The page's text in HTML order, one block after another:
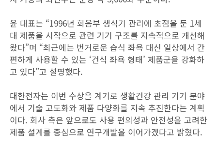
윤 대표는 “1996년 회음부 생식기 관리에 초점을 둔 1세
대 제품을 시작으로 관련 기기 구조를 지속적으로 개선해
왔다”며 “최근에는 번거로운 습식 좌욕 대신 일상에서 간
편하게 사용할 수 있는 ‘건식 좌욕 형태’ 제품군을 강화하
고 있다”고 설명했다.
대한전자는 이번 수상을 계기로 생활건강 관리 기기 분야
에서 기술 고도화와 제품 다양화를 지속 추진한다는 계획
이다. 회사 측은 앞으로도 사용 편의성과 안전성을 고려한
제품 설계를 중심으로 연구개발을 이어가겠다고 밝혔다.